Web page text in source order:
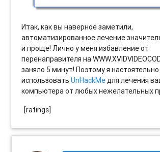
Итак, как вы наверное заметили,
автоматизированное лечение
и проще! Лично у меня избавление от
перенаправителя на
заняло 5 минут! Поэтому я
использоватьUnHackMeдля лечения
компьютера от любых нежелательных
[ratings]